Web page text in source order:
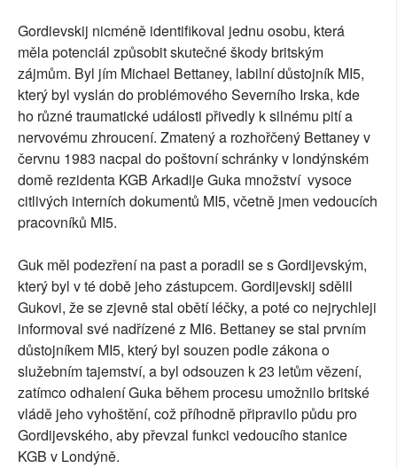
Gordievskij nicméně identifikoval jednu osobu, která
měla potenciál způsobit skutečné škody britským
zájmům. Byl jím Michael Bettaney, labilní důstojník MI5,
který byl vyslán do problémového Severního Irska, kde
ho různé traumatické události přivedly k silnému pití a
nervovému zhroucení. Zmatený a rozhořčený Bettaney v
červnu 1983 nacpal do poštovní schránky v londýnském
domě rezidenta KGB Arkadije Guka množství vysoce
citlivých interních dokumentů MI5, včetně jmen vedoucích
pracovníků MI5.
Guk měl podezření na past a poradil se s Gordijevským,
který byl v té době jeho zástupcem. Gordijevskij sdělil
Gukovi, že se zjevně stal obětí léčky, a poté co nejrychleji
informoval své nadřízené z MI6. Bettaney se stal prvním
důstojníkem MI5, který byl souzen podle zákona o
služebním tajemství, a byl odsouzen k 23 letům vězení,
zatímco odhalení Guka během procesu umožnilo britské
vládě jeho vyhoštění, což příhodně připravilo půdu pro
Gordijevského, aby převzal funkci vedoucího stanice
KGB v Londýně.